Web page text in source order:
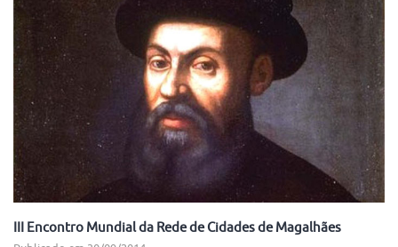
III Encontro Mundial da Rede de Cidades de Magalhães